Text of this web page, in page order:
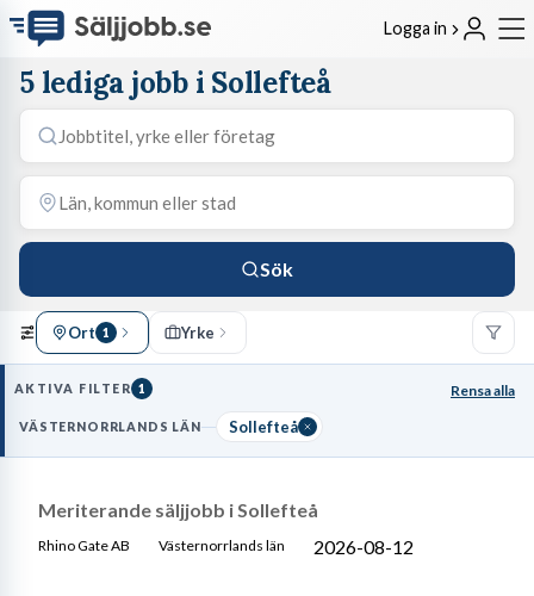
Logga in
5 lediga jobb i Sollefteå
Sök
Ort 1 Yrke
AKTIVA FILTER 1 Rensa alla
VÄSTERNORRLANDS LÄN Sollefteå
Meriterande säljjobb i Sollefteå
Rhino Gate AB Västernorrlands län 2026-08-12